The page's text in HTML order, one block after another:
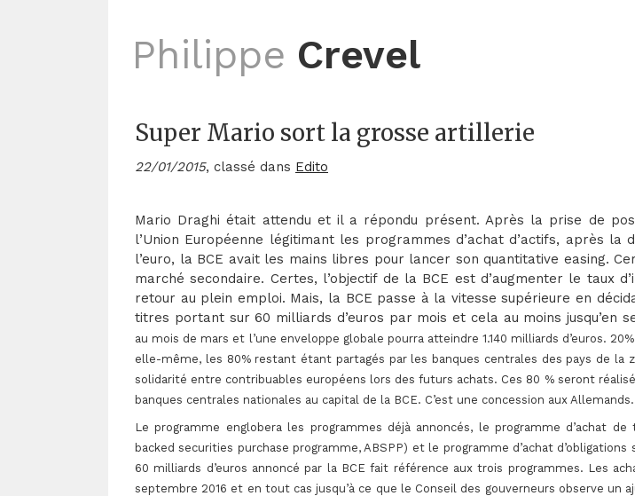
Philippe Crevel
Super Mario sort la grosse artillerie
22/01/2015, classé dans Edito
Mario Draghi était attendu et il a répondu présent. Après la prise de
l’Union Européenne légitimant les programmes d’achat d’actifs, après la
l’euro, la BCE avait les mains libres pour lancer son quantitative easing.
marché secondaire. Certes, l’objectif de la BCE est d’augmenter le taux
retour au plein emploi. Mais, la BCE passe à la vitesse supérieure en
titres portant sur 60 milliards d’euros par mois et cela au moins jusqu’en
au mois de mars et l’une enveloppe globale pourra atteindre 1.140 milliards d’euros.
elle-même, les 80% restant étant partagés par les banques centrales des pays de la
solidarité entre contribuables européens lors des futurs achats. Ces 80 % seront
banques centrales nationales au capital de la BCE. C’est une concession aux Allemands.
Le programme englobera les programmes déjà annoncés, le programme d’achat
backed securities purchase programme, ABSPP) et le programme d’achat
60 milliards d’euros annoncé par la BCE fait référence aux trois programmes. Les
septembre 2016 et en tout cas jusqu’à ce que le Conseil des gouverneurs observe un